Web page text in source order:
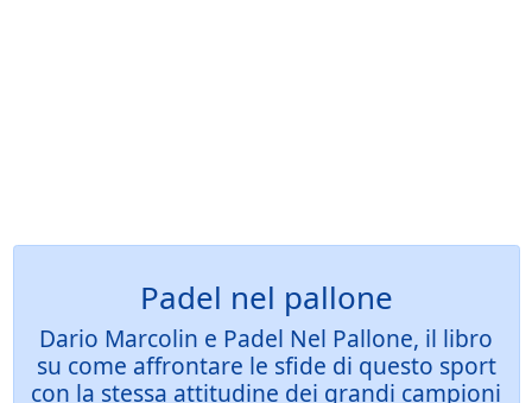
Padel nel pallone
Dario Marcolin e Padel Nel Pallone, il libro
su come affrontare le sfide di questo sport
con la stessa attitudine dei grandi campioni